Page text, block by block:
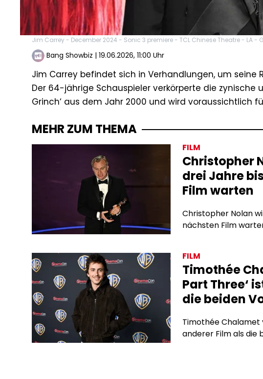
Jim Carrey - December 2024 - Sonic 3 premiere - TCL Chinese Theatre - LA -
Bang Showbiz | 19.06.2026, 11:00 Uhr
Jim Carrey befindet sich in Verhandlungen, um seine
Der 64-jährige Schauspieler verkörperte die zynische
Grinch‘ aus dem Jahr 2000 und wird voraussichtlich
MEHR ZUM THEMA
FILM
Christopher
drei Jahre
Film warten
Christopher Nolan
nächsten Film
FILM
Timothée
Part Three‘
die beiden
Timothée Chalamet
anderer Film als die